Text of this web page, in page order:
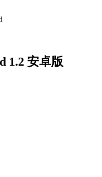
1.2 安卓版